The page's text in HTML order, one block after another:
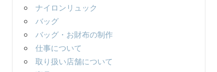
ナイロンリュック
バッグ
バッグ・お財布の制作
仕事について
取り扱い店舗について